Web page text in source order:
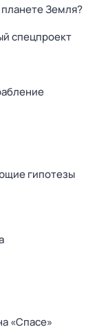
Земля?
спецпроект
гипотезы
«Спасе»